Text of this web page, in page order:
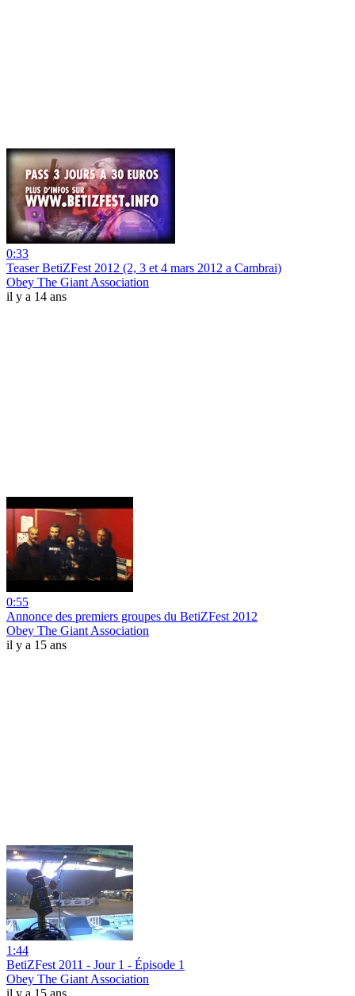
0:33
Teaser BetiZFest 2012 (2, 3 et 4 mars 2012 a Cambrai)
Obey The Giant Association
il y a 14 ans
0:55
Annonce des premiers groupes du BetiZFest 2012
Obey The Giant Association
il y a 15 ans
1:44
BetiZFest 2011 - Jour 1 - Épisode 1
Obey The Giant Association